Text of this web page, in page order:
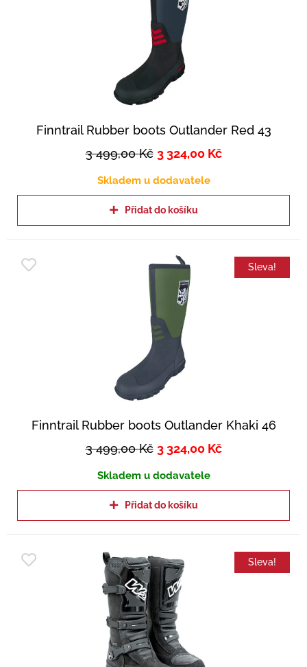
Finntrail Rubber boots Outlander Red 43
3 499,00Kč 3 324,00 Kč
Skladem u dodavatele
Přidat do košíku
Sleva!
Finntrail Rubber boots Outlander Khaki 46
3 499,00Kč 3 324,00 Kč
Skladem u dodavatele
Přidat do košíku
Sleva!